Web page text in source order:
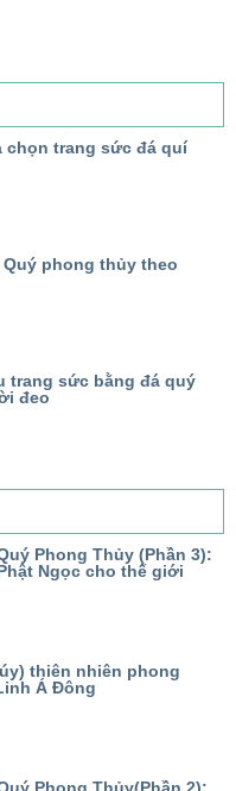
trang sức đá quí
phong thủy theo
trang sức bằng đá quý
đeo
Phong Thủy (Phần 3):
Ngọc cho thế giới
thiên nhiên phong
Á Đông